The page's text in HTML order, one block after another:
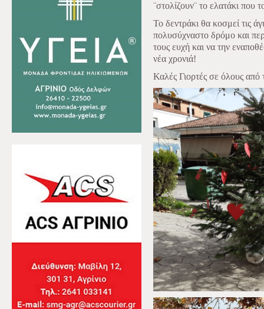
¨στολίζουν¨ το ελατάκι που
Το δεντράκι θα κοσμεί τις
πολυσύχναστο δρόμο και
τους ευχή και να την
νέα χρονιά!
Καλές Γιορτές σε όλους